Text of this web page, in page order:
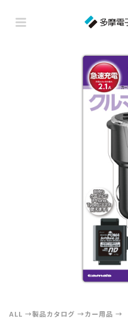
ALL 製品カタログ
カー用品